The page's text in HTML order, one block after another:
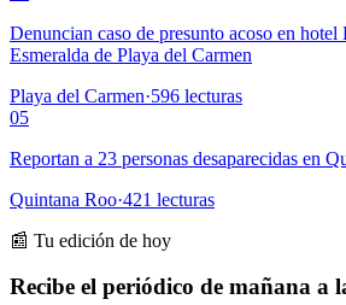
Denuncian caso de presunto acoso en
Esmeralda de Playa del Carmen
Playa del Carmen·596 lecturas
05
Reportan a 23 personas desaparecidas en
Quintana Roo·421 lecturas
📰 Tu edición de hoy
Recibe el periódico de mañana a